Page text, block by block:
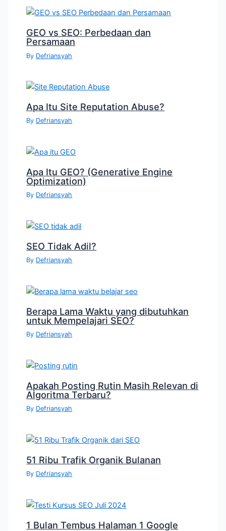
GEO vs SEO: Perbedaan dan
Persamaan
By Defriansyah
Apa Itu Site Reputation Abuse?
By Defriansyah
Apa Itu GEO? (Generative Engine
Optimization)
By Defriansyah
SEO Tidak Adil?
By Defriansyah
Berapa Lama Waktu yang dibutuhkan
untuk Mempelajari SEO?
By Defriansyah
Apakah Posting Rutin Masih Relevan di
Algoritma Terbaru?
By Defriansyah
51 Ribu Trafik Organik Bulanan
By Defriansyah
1 Bulan Tembus Halaman 1 Google